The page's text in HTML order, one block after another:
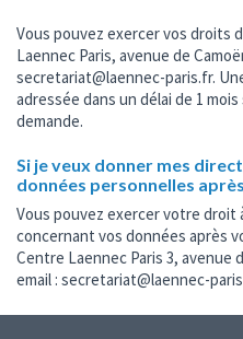
Vous pouvez exercer vos droits
Laennec Paris, avenue de
secretariat@laennec-paris.fr.
adressée dans un délai de 1
demande.
Si je veux donner mes
données personnelles
Vous pouvez exercer votre droit
concernant vos données après
Centre Laennec Paris 3, avenue
email : secretariat@laennec-